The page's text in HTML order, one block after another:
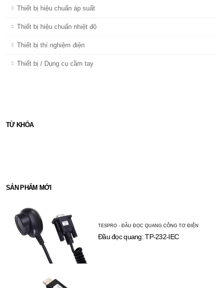
Thiết bị hiệu chuẩn áp suất
Thiết bị hiệu chuẩn nhiệt độ
Thiết bị thí nghiệm điện
Thiết bị / Dụng cụ cầm tay
TỪ KHÓA
SẢN PHẨM MỚI
TESPRO - ĐẦU ĐỌC QUANG CÔNG TƠ ĐIỆN
Đầu đọc quang: TP-232-IEC